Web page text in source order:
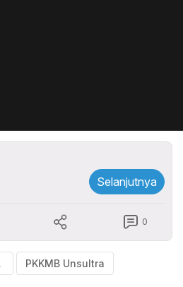
Selanjutnya
0
PKKMB Unsultra